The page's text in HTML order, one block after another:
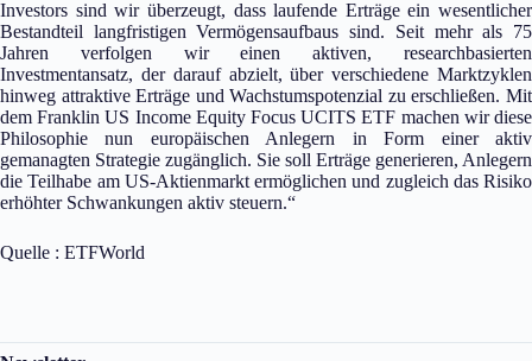
Investors sind wir überzeugt, dass laufende Erträge ein wesentlicher
Bestandteil langfristigen Vermögensaufbaus sind. Seit mehr als 75
Jahren verfolgen wir einen aktiven, researchbasierten
Investmentansatz, der darauf abzielt, über verschiedene Marktzyklen
hinweg attraktive Erträge und Wachstumspotenzial zu erschließen. Mit
dem Franklin US Income Equity Focus UCITS ETF machen wir diese
Philosophie nun europäischen Anlegern in Form einer aktiv
gemanagten Strategie zugänglich. Sie soll Erträge generieren, Anlegern
die Teilhabe am US-Aktienmarkt ermöglichen und zugleich das Risiko
erhöhter Schwankungen aktiv steuern.“
Quelle : ETFWorld